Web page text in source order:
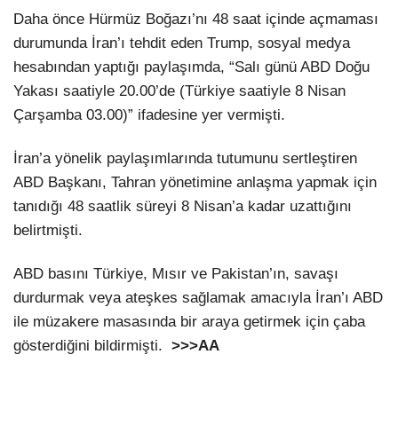
Daha önce Hürmüz Boğazı’nı 48 saat içinde açmaması
durumunda İran’ı tehdit eden Trump, sosyal medya
hesabından yaptığı paylaşımda, “Salı günü ABD Doğu
Yakası saatiyle 20.00’de (Türkiye saatiyle 8 Nisan
Çarşamba 03.00)” ifadesine yer vermişti.
İran’a yönelik paylaşımlarında tutumunu sertleştiren
ABD Başkanı, Tahran yönetimine anlaşma yapmak için
tanıdığı 48 saatlik süreyi 8 Nisan’a kadar uzattığını
belirtmişti.
ABD basını Türkiye, Mısır ve Pakistan’ın, savaşı
durdurmak veya ateşkes sağlamak amacıyla İran’ı ABD
ile müzakere masasında bir araya getirmek için çaba
gösterdiğini bildirmişti. >>>AA